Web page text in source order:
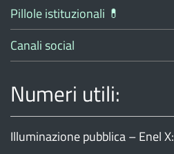
Pillole istituzionali 💊
Canali social
Numeri utili:
Illuminazione pubblica – Enel X: